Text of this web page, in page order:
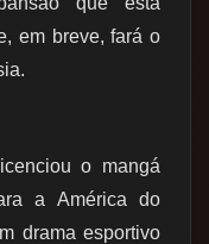
em breve, fará o
o mangá
a América do
drama esportivo